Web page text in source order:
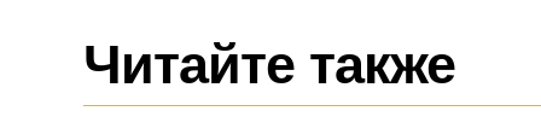
Читайте также